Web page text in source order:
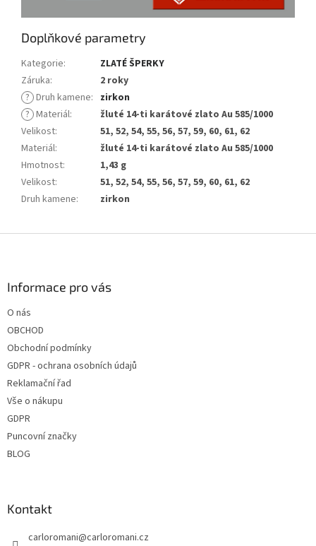
Doplňkové parametry
Kategorie:
ZLATÉ ŠPERKY
Záruka:
2 roky
? Druh kamene: zirkon
? Materiál:
žluté 14-ti karátové zlato Au 585/1000
Velikost:
51, 52, 54, 55, 56, 57, 59, 60, 61, 62
Materiál:
žluté 14-ti karátové zlato Au 585/1000
Hmotnost:
1,43 g
Velikost:
51, 52, 54, 55, 56, 57, 59, 60, 61, 62
Druh kamene: zirkon
Informace pro vás
O nás
OBCHOD
Obchodní podmínky
GDPR - ochrana osobních údajů
Reklamační řad
Vše o nákupu
GDPR
Puncovní značky
BLOG
Kontakt
carloromani@carloromani.cz